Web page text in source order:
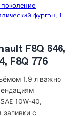
поколение
фургон, 1
F8Q 646,
F8Q 776
1.9 л важно
10W-40,
заливки с